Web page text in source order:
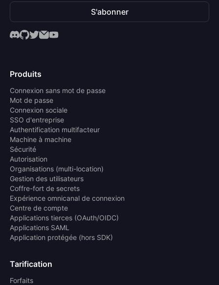
S'abonner
Produits
Connexion sans mot de passe
Mot de passe
Connexion sociale
SSO d'entreprise
Authentification multifacteur
Machine à machine
Sécurité
Autorisation
Organisations (multi-location)
Gestion des utilisateurs
Coffre-fort de secrets
Expérience omnicanal de connexion
Centre de compte
Applications tierces (OAuth/OIDC)
Applications SAML
Application protégée (hors SDK)
Tarification
Forfaits